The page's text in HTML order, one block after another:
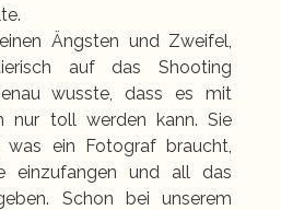
Ängsten und Zweifel,
auf das Shooting
wusste, dass es mit
nur toll werden kann. Sie
was ein Fotograf braucht,
einzufangen und all das
Schon bei unserem